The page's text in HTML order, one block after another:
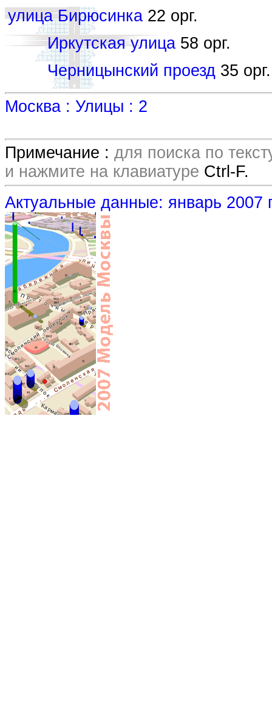
улица Бирюсинка 22 орг.
Иркутская улица 58 орг.
Черницынский проезд 35 орг.
Москва : Улицы : 2
Примечание : для поиска по
и нажмите на клавиатуре Ctrl-F.
Актуальные данные: январь 2007